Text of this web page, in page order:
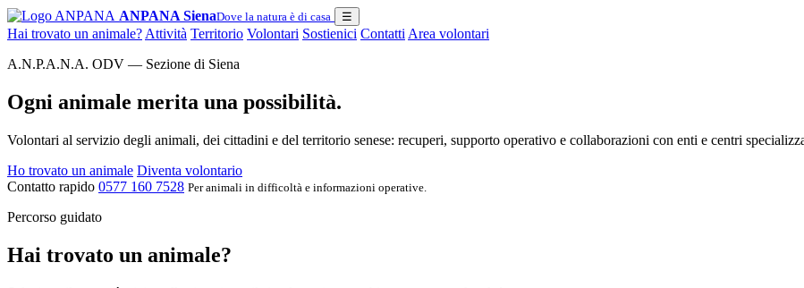
ANPANA SienaDove la natura è di casa ☰
Hai trovato un animale? Attività Territorio Volontari Sostienici Contatti Area volontari
A.N.P.A.N.A. ODV — Sezione di Siena
Ogni animale merita una possibilità.
Volontari al servizio degli animali, dei cittadini e del territorio senese: recuperi, supporto operativo e collaborazioni con enti e centri
Ho trovato un animale Diventa volontario
Contatto rapido 0577 160 7528 Per animali in difficoltà e informazioni operative.
Percorso guidato
Hai trovato un animale?